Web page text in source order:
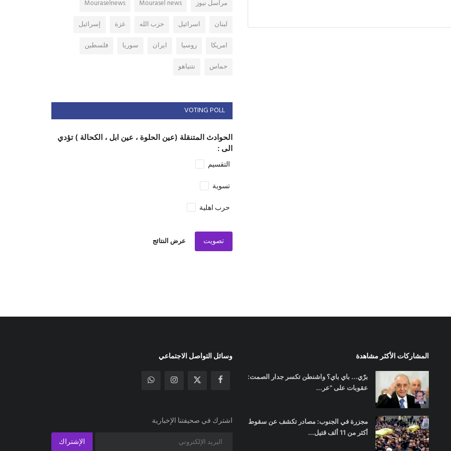
مراسل نيوز Mourasel news
Mouraselnews
لبنان
اسرائيل حزب الله غزة
إسرائيل
امريكا
روسيا ايران سوريا
فلسطين
حماس
نتنياهو
VOTING POLL
الحوادث المتنقلة (عين الحلوة ، عين ابل ، الكحالة ) تؤدي
الى :
التقسيم
تسوية
حرب اهلية
تصويت عرض النتائج
المشاركات الأكثر مشاهدة
برّي... باي باي؟ واشنطن تكسر جدار الصمت:
عقوبات على "عر...
مجزرة في الجنوب: مصادر تكشف عن سقوط
أكثر من 11 ألف قتيل...
وسائل التواصل الاجتماعي
اشترك في صحيفتنا الإخبارية
الإشتراك